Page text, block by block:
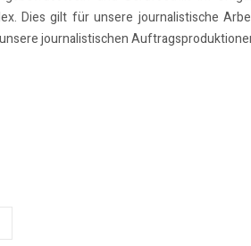
Dies gilt für unsere journalistische
journalistischen